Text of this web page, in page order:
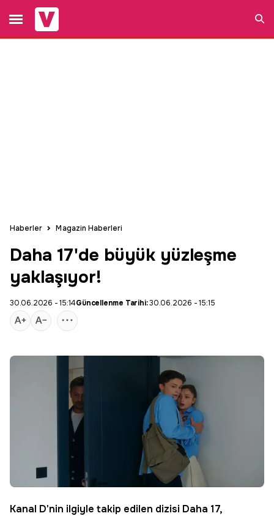
Haberler Magazin Haberleri
Daha 17'de büyük yüzleşme
yaklaşıyor!
30.06.2026 - 15:14Güncellenme Tarihi:30.06.2026 - 15:15
Kanal D'nin ilgiyle takip edilen dizisi Daha 17,